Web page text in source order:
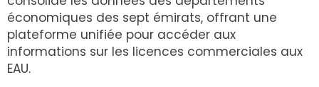
économiques des sept émirats, offrant une
plateforme unifiée pour accéder aux
informations sur les licences commerciales aux
EAU.